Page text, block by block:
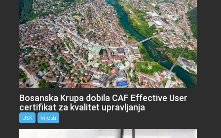
Bosanska Krupa dobila CAF Effective User
certifikat za kvalitet upravljanja
USK Vijesti